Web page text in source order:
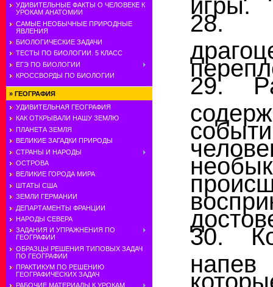
УДИВИТЕЛЬНЫЕ ФАКТЫ О ЧЕЛОВЕКЕ К
УРОКАМ АНАТОМИИ
САМЫЕ НЕОБЫЧНЫЕ ПРИРОДНЫЕ
ЯВЛЕНИЯ
БИОЛОГИЧЕСКИЕ ЗАДАЧИ
ТЕСТЫ ПО БИОЛОГИИ. 5 КЛАСС
ЕГЭ ПО БИОЛОГИИ
КРОССВОРДЫ ПО БИОЛОГИИ
» ГЕОГРАФИЯ
УДИВИТЕЛЬНАЯ ГЕОГРАФИЯ
КАК ОТКРЫВАЛИ НАШУ ЗЕМЛЮ
ПЛАНЕТА ЗЕМЛЯ
ВЕЛИКИЕ ЗАГАДКИ ПРИРОДЫ
СТРАНЫ И НАРОДЫ
ОСТРОВА
ВЕЛИКИЕ ГОРОДА МИРА
ШТАТЫ США
ЗЕМЛИ ГЕРМАНИИ
ДЕПАРТАМЕНТЫ ФРАНЦИИ
НАРОДЫ СЕВЕРА
ЗАДАНИЯ И УПРАЖНЕНИЯ ПО
ГЕОГРАФИИ
ОБРАЗЦЫ РЕШЕНИЯ ТИПОВЫХ ЗАДАЧ
ПО ГЕОГРАФИИ
ПРАКТИКУМ ПО РЕШЕНИЮ
ГЕОГРАФИЧЕСКИХ ЗАДАЧ
РАБОЧИЕ МАТЕРИАЛЫ К УРОКАМ
28.
29.
30.